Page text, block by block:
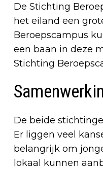
De Stichting
het eiland een
Beroepscampus
een baan in deze
Stichting
De beide
Er liggen veel
belangrijk om
lokaal kunnen